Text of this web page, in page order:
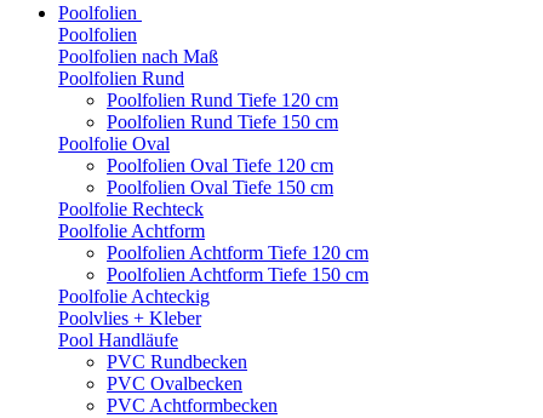
Poolfolien
Poolfolien
Poolfolien nach Maß
Poolfolien Rund
Poolfolien Rund Tiefe 120 cm
Poolfolien Rund Tiefe 150 cm
Poolfolie Oval
Poolfolien Oval Tiefe 120 cm
Poolfolien Oval Tiefe 150 cm
Poolfolie Rechteck
Poolfolie Achtform
Poolfolien Achtform Tiefe 120 cm
Poolfolien Achtform Tiefe 150 cm
Poolfolie Achteckig
Poolvlies + Kleber
Pool Handläufe
PVC Rundbecken
PVC Ovalbecken
PVC Achtformbecken